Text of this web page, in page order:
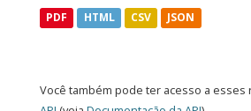
PDF HTML CSV JSON
Você também pode ter acesso a esses